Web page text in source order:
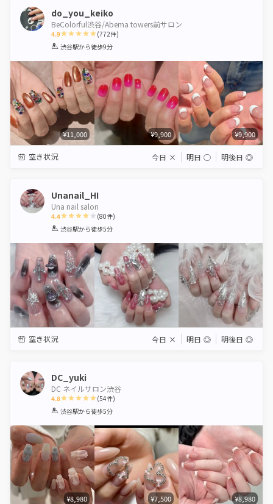
do_you_keiko
BeColorful渋谷/Abema towers前サロン
4.9
1 2 3 4 5
(772件)
渋谷駅から徒歩9分
¥11,000 ¥9,900 ¥9,900
空き状況 今日 × 明日 ◯ 明後日 ◎
Unanail_HI
Una nail salon
4.4
1 2 3 4 5
(80件)
渋谷駅から徒歩5分
空き状況 今日 × 明日 ◎ 明後日 ◎
DC_yuki
DC ネイルサロン渋谷
4.8
1 2 3 4 5
(54件)
渋谷駅から徒歩5分
¥8,980 ¥7,500 ¥8,980